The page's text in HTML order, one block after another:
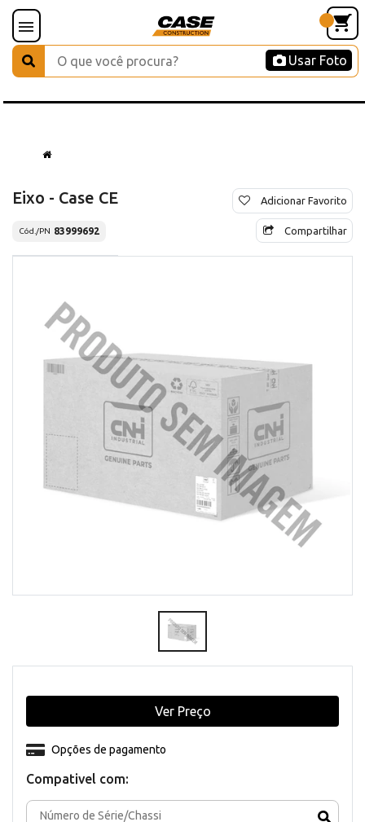
Usar Foto
Eixo - Case CE
Cód./PN 83999692
Adicionar Favorito
Compartilhar
Compativel com:
Opções de pagamento
Ver Preço